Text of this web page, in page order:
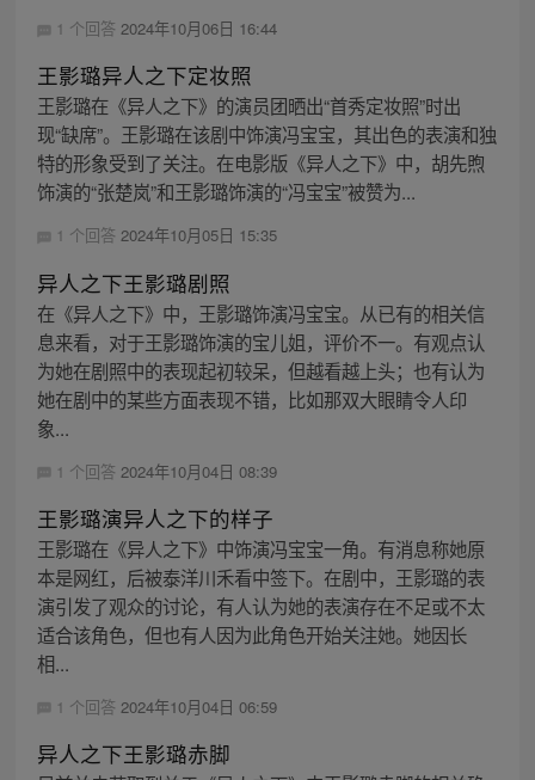
1 个回答 2024年10月06日 16:44
王影璐异人之下定妆照
王影璐在《异人之下》的演员团晒出“首秀定妆照”时出
现“缺席”。王影璐在该剧中饰演冯宝宝，其出色的表演和独
特的形象受到了关注。在电影版《异人之下》中，胡先煦
饰演的“张楚岚”和王影璐饰演的“冯宝宝”被赞为...
1 个回答 2024年10月05日 15:35
异人之下王影璐剧照
在《异人之下》中，王影璐饰演冯宝宝。从已有的相关信
息来看，对于王影璐饰演的宝儿姐，评价不一。有观点认
为她在剧照中的表现起初较呆，但越看越上头；也有认为
她在剧中的某些方面表现不错，比如那双大眼睛令人印
象...
1 个回答 2024年10月04日 08:39
王影璐演异人之下的样子
王影璐在《异人之下》中饰演冯宝宝一角。有消息称她原
本是网红，后被泰洋川禾看中签下。在剧中，王影璐的表
演引发了观众的讨论，有人认为她的表演存在不足或不太
适合该角色，但也有人因为此角色开始关注她。她因长
相...
1 个回答 2024年10月04日 06:59
异人之下王影璐赤脚